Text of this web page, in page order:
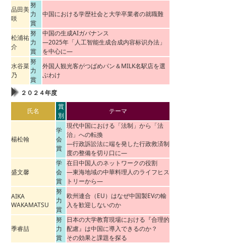
品田美
咲
努
力
賞
中国における学歴社会と大学卒業者の就職難
松浦祐
介
努
力
賞
中国の生成AIガバナンス
―2025年「人工智能生成合成内容标识办法」
を中心に―
水谷菜
乃
努
力
賞
外国人観光客がつばめパン＆MILK名駅店を選
ぶわけ
２０２４年度
氏名
賞
別
テーマ
楊松翰
学
会
賞
現代中国における「法制」から「法
治」への転換
―行政訴訟法に端を発した行政救済制
度の整備を切り口に―
盛文馨
学
会
賞
在日中国人のネットワークの役割
―東海地域の中華料理人のライフヒス
トリーから―
AIKA
WAKAMATSU
努
力
賞
欧州連合（EU）はなぜ中国製EVの輸
入を歓迎しないのか
季睿喆
努
力
賞
日本の大学教育現場における『合理的
配慮』は中国に導入できるのか？
その効果と課題を探る